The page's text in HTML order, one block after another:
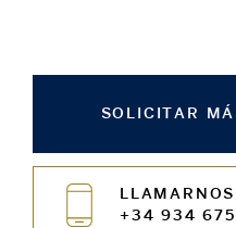
SOLICITAR
LLAMARNOS
+34 934 675